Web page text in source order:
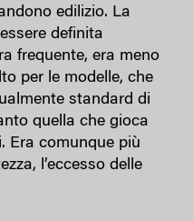
edilizio. La
definita
frequente, era meno
per le modelle, che
standard di
quella che gioca
Era comunque più
l’eccesso delle